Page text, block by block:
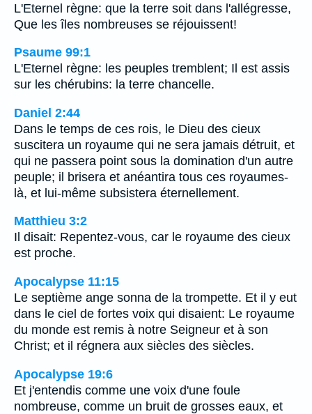
L'Eternel règne: que la terre soit dans l'allégresse,
Que les îles nombreuses se réjouissent!
Psaume 99:1
L'Eternel règne: les peuples tremblent; Il est assis
sur les chérubins: la terre chancelle.
Daniel 2:44
Dans le temps de ces rois, le Dieu des cieux
suscitera un royaume qui ne sera jamais détruit, et
qui ne passera point sous la domination d'un autre
peuple; il brisera et anéantira tous ces royaumes-
là, et lui-même subsistera éternellement.
Matthieu 3:2
Il disait: Repentez-vous, car le royaume des cieux
est proche.
Apocalypse 11:15
Le septième ange sonna de la trompette. Et il y eut
dans le ciel de fortes voix qui disaient: Le royaume
du monde est remis à notre Seigneur et à son
Christ; et il régnera aux siècles des siècles.
Apocalypse 19:6
Et j'entendis comme une voix d'une foule
nombreuse, comme un bruit de grosses eaux, et